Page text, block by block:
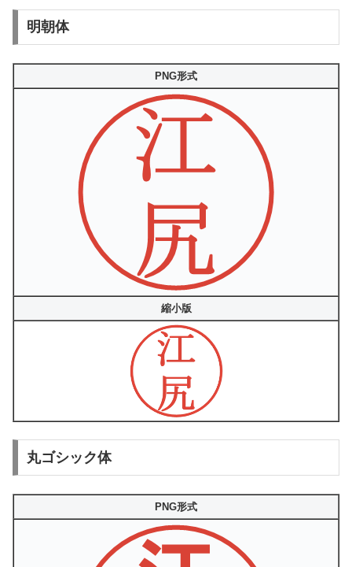
明朝体
PNG形式
縮小版
丸ゴシック体
PNG形式